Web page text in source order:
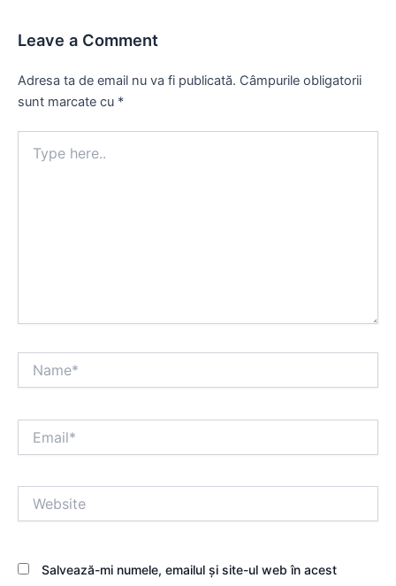
Leave a Comment
Adresa ta de email nu va fi publicată. Câmpurile obligatorii
sunt marcate cu *
here..
Salvează-mi numele, emailul și site-ul web în acest